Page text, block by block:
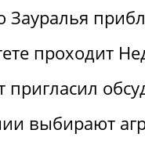
Зауралья
проходит
пригласил
выбирают